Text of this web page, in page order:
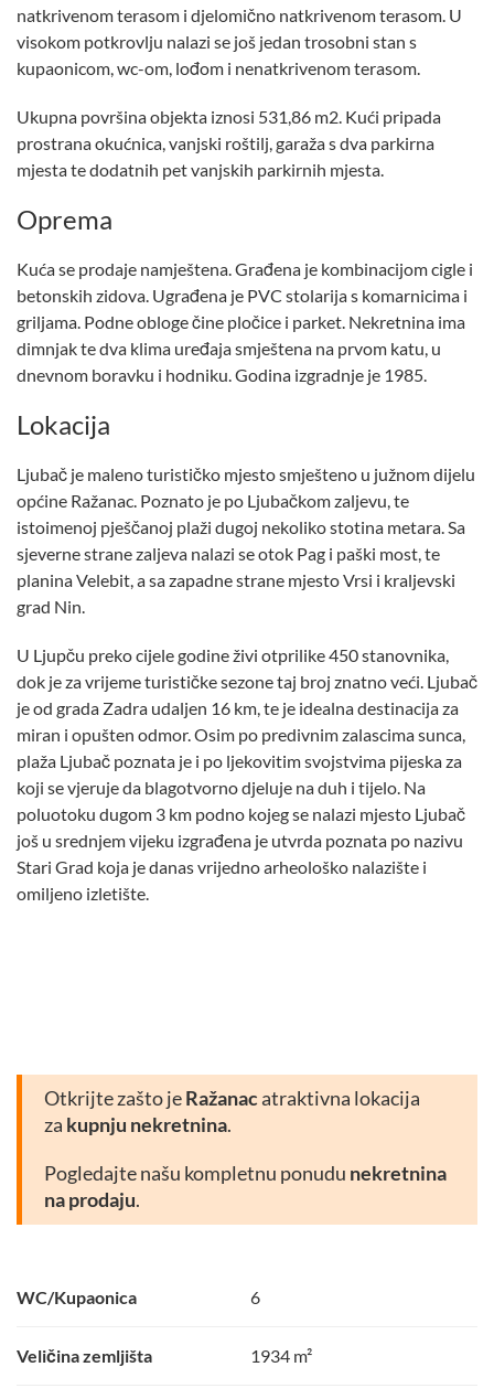
natkrivenom terasom i djelomično natkrivenom terasom. U
visokom potkrovlju nalazi se još jedan trosobni stan s
kupaonicom, wc-om, lođom i nenatkrivenom terasom.
Ukupna površina objekta iznosi 531,86 m2. Kući pripada
prostrana okućnica, vanjski roštilj, garaža s dva parkirna
mjesta te dodatnih pet vanjskih parkirnih mjesta.
Oprema
Kuća se prodaje namještena. Građena je kombinacijom cigle i
betonskih zidova. Ugrađena je PVC stolarija s komarnicima i
griljama. Podne obloge čine pločice i parket. Nekretnina ima
dimnjak te dva klima uređaja smještena na prvom katu, u
dnevnom boravku i hodniku. Godina izgradnje je 1985.
Lokacija
Ljubač je maleno turističko mjesto smješteno u južnom dijelu
općine Ražanac. Poznato je po Ljubačkom zaljevu, te
istoimenoj pješčanoj plaži dugoj nekoliko stotina metara. Sa
sjeverne strane zaljeva nalazi se otok Pag i paški most, te
planina Velebit, a sa zapadne strane mjesto Vrsi i kraljevski
grad Nin.
U Ljupču preko cijele godine živi otprilike 450 stanovnika,
dok je za vrijeme turističke sezone taj broj znatno veći. Ljubač
je od grada Zadra udaljen 16 km, te je idealna destinacija za
miran i opušten odmor. Osim po predivnim zalascima sunca,
plaža Ljubač poznata je i po ljekovitim svojstvima pijeska za
koji se vjeruje da blagotvorno djeluje na duh i tijelo. Na
poluotoku dugom 3 km podno kojeg se nalazi mjesto Ljubač
još u srednjem vijeku izgrađena je utvrda poznata po nazivu
Stari Grad koja je danas vrijedno arheološko nalazište i
omiljeno izletište.
Otkrijte zašto jeRažanacatraktivna lokacija
za kupnju nekretnina.
Pogledajte našu kompletnu ponudu nekretnina
na prodaju.
WC/Kupaonica 6
Veličina zemljišta 1934 m²